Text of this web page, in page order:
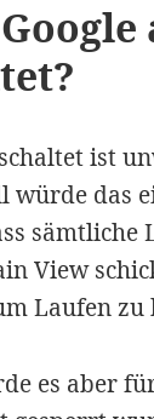
ist
würde das
View
Laufen zu
es aber